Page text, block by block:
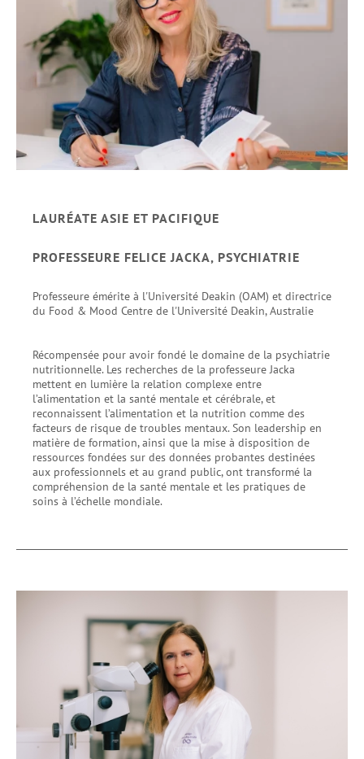
LAURÉATE ASIE ET PACIFIQUE
PROFESSEURE FELICE JACKA, PSYCHIATRIE
Professeure émérite à l'Université Deakin (OAM) et directrice
du Food & Mood Centre de l'Université Deakin, Australie
Récompensée pour avoir fondé le domaine de la psychiatrie
nutritionnelle. Les recherches de la professeure Jacka
mettent en lumière la relation complexe entre
l’alimentation et la santé mentale et cérébrale, et
reconnaissent l’alimentation et la nutrition comme des
facteurs de risque de troubles mentaux. Son leadership en
matière de formation, ainsi que la mise à disposition de
ressources fondées sur des données probantes destinées
aux professionnels et au grand public, ont transformé la
compréhension de la santé mentale et les pratiques de
soins à l’échelle mondiale.